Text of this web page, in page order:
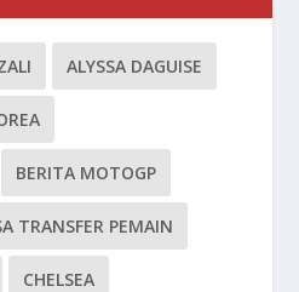
ALYSSA DAGUISE
BERITA MOTOGP
TRANSFER PEMAIN
CHELSEA